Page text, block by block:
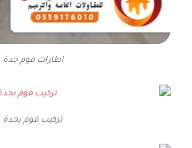
اطارات فوم جدة
تركيب فوم بجدة